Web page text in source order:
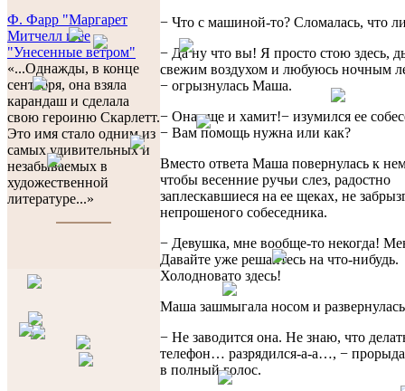
Ф. Фарр "Маргарет
Митчелл и ее
"Унесенные ветром"
«...Однажды, в конце
сентября, она взяла
карандаш и сделала
свою героиню Скарлетт.
Это имя стало одним из
самых удивительных и
незабываемых в
художественной
литературе...»
− Что с машиной-то? Сломалась, что
− Да ну что вы! Я просто стою здесь,
свежим воздухом и любуюсь ночным
− огрызнулась Маша.
− Она еще и хамит!− изумился ее
− Вам помощь нужна или как?
Вместо ответа Маша повернулась к
чтобы весенние ручьи слез, радостно
заплескавшиеся на ее щеках, не
непрошеного собеседника.
− Девушка, мне вообще-то некогда!
Давайте уже решайтесь на что-нибудь.
Холодновато здесь!
Маша зашмыгала носом и
− Не заводится она. Не знаю, что
телефон… разрядился-а-а…, −
в полный голос.